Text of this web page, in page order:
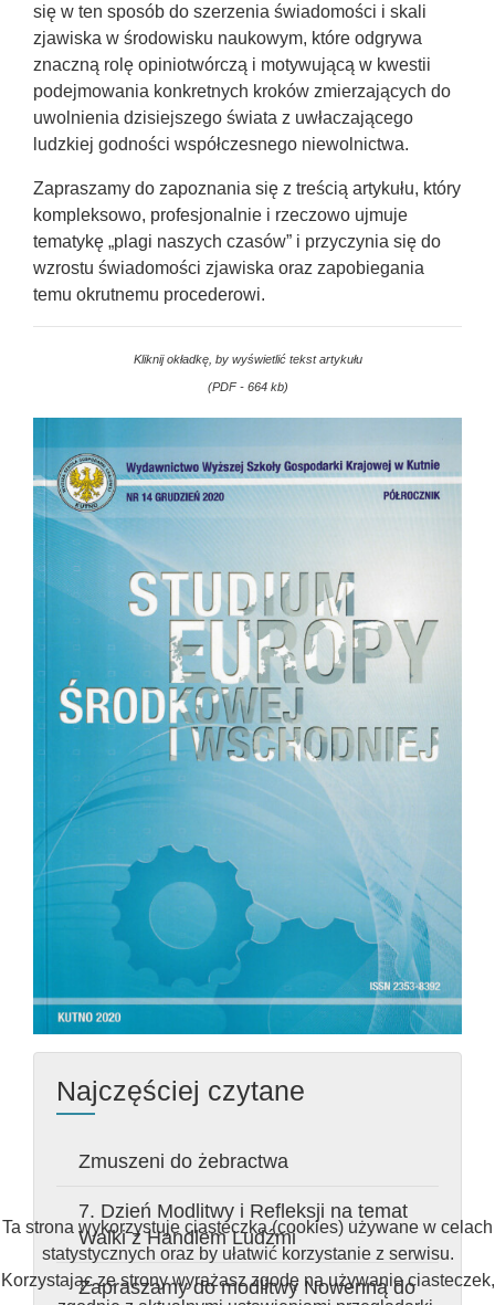
się w ten sposób do szerzenia świadomości i skali
zjawiska w środowisku naukowym, które odgrywa
znaczną rolę opiniotwórczą i motywującą w kwestii
podejmowania konkretnych kroków zmierzających do
uwolnienia dzisiejszego świata z uwłaczającego
ludzkiej godności współczesnego niewolnictwa.
Zapraszamy do zapoznania się z treścią artykułu, który
kompleksowo, profesjonalnie i rzeczowo ujmuje
tematykę „plagi naszych czasów” i przyczynia się do
wzrostu świadomości zjawiska oraz zapobiegania
temu okrutnemu procederowi.
Kliknij okładkę, by wyświetlić tekst artykułu
(PDF - 664 kb)
Najczęściej czytane
Zmuszeni do żebractwa
7. Dzień Modlitwy i Refleksji na temat
Walki z Handlem Ludźmi
Zapraszamy do modlitwy Nowenną do
Ta strona wykorzystuje ciasteczka (cookies) używane w celach
statystycznych oraz by ułatwić korzystanie z serwisu.
Korzystając ze strony wyrażasz zgodę na używanie ciasteczek,